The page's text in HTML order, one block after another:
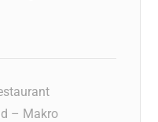
– Makro